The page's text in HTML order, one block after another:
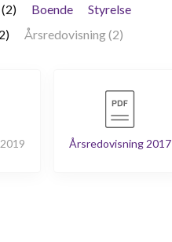
Boende
Styrelse
Årsredovisning (2)
Årsredovisning 2017